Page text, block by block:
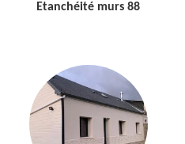
Etanchéité murs 88